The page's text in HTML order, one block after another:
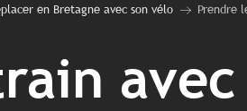
en Bretagne avec son vélo Prendre